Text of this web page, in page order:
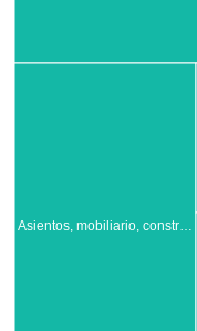
Asientos, mobiliario, constr…